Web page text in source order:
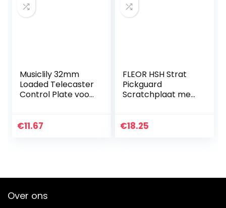
Musiclily 32mm
Loaded Telecaster
Control Plate voor
€11.67
FLEOR HSH Strat
Pickguard
Scratchplaat met
ns, moderne
€18.25
Over ons